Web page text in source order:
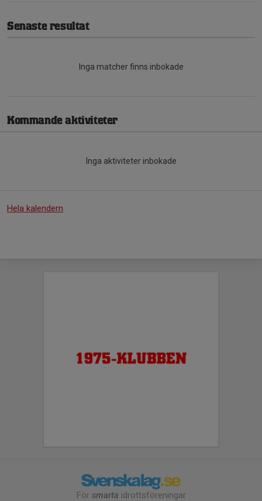
Senaste resultat
Inga matcher finns inbokade
Kommande aktiviteter
Inga aktiviteter inbokade
Hela kalendern
För smarta idrottsföreningar